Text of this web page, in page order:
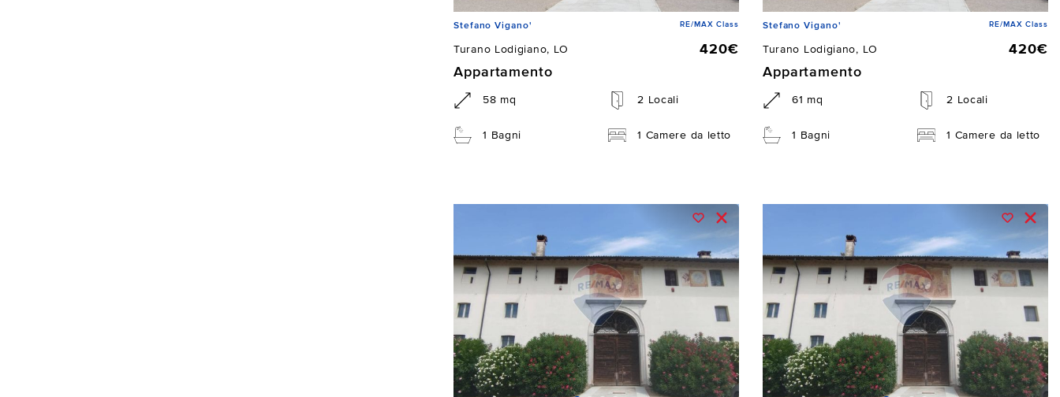
Stefano Vigano' RE/MAX Class
Turano Lodigiano, LO
420€
Appartamento
58 mq 2 Locali
1 Bagni 1 Camere da letto
Stefano Vigano' RE/MAX Class
Turano Lodigiano, LO
420€
Appartamento
61 mq 2 Locali
1 Bagni 1 Camere da letto